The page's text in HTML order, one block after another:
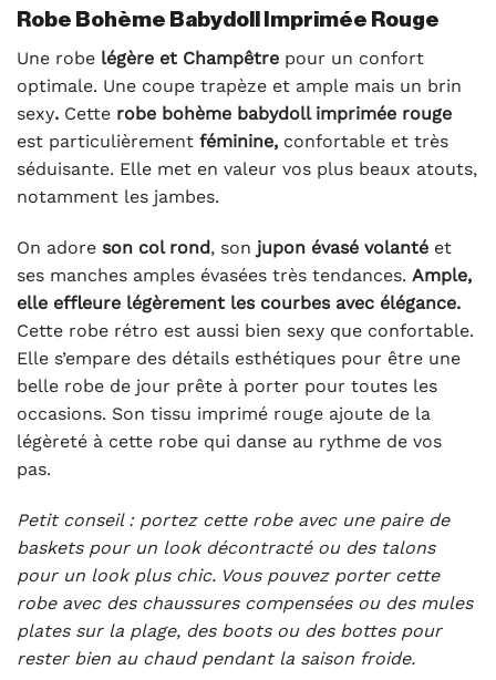
Robe Bohème Babydoll Imprimée Rouge
Une robe légère et Champêtre pour un confort
optimale. Une coupe trapèze et ample mais un brin
sexy. Cette robe bohème babydoll imprimée rouge
est particulièrement féminine, confortable et très
séduisante. Elle met en valeur vos plus beaux atouts,
notamment les jambes.
On adore son col rond, son jupon évasé volanté et
ses manches amples évasées très tendances. Ample,
elle effleure légèrement les courbes avec élégance.
Cette robe rétro est aussi bien sexy que confortable.
Elle s’empare des détails esthétiques pour être une
belle robe de jour prête à porter pour toutes les
occasions. Son tissu imprimé rouge ajoute de la
légèreté à cette robe qui danse au rythme de vos
pas.
Petit conseil : portez cette robe avec une paire de
baskets pour un look décontracté ou des talons
pour un look plus chic. Vous pouvez porter cette
robe avec des chaussures compensées ou des mules
plates sur la plage, des boots ou des bottes pour
rester bien au chaud pendant la saison froide.